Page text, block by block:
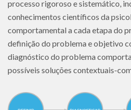
processo rigoroso e sistemático,
conhecimentos científicos da
comportamental a cada etapa do
definição do problema e objetivo
diagnóstico do problema
possíveis soluções contextuais-